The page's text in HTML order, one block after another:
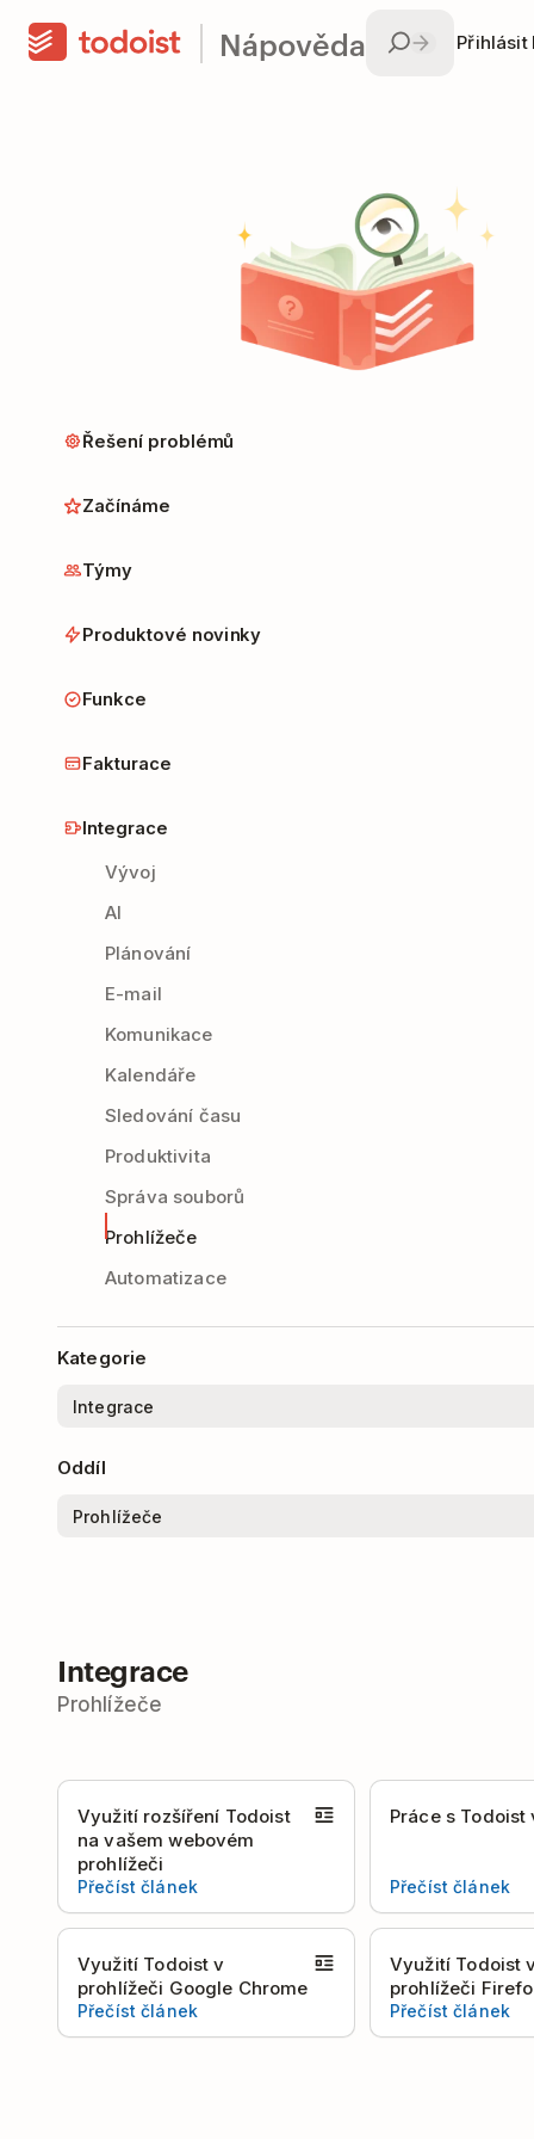
Nápověda Přihlásit
Řešení problémů
Začínáme
Týmy
Produktové novinky
Funkce
Fakturace
Integrace
Vývoj
AI
Plánování
E-mail
Komunikace
Kalendáře
Sledování času
Produktivita
Správa souborů
Prohlížeče
Automatizace
Kategorie
Oddíl
Integrace
Prohlížeče
Využití rozšíření Todoist
na vašem webovém
prohlížeči
Přečíst článek
Práce s Todoist
Přečíst článek
Využití Todoist v
prohlížeči Google Chrome
Přečíst článek
Využití Todoist
prohlížeči
Přečíst článek